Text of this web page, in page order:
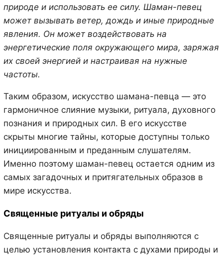
природе и использовать ее силу. Шаман-певец
может вызывать ветер, дождь и иные природные
явления. Он может воздействовать на
энергетические поля окружающего мира, заряжая
их своей энергией и настраивая на нужные
частоты.
Таким образом, искусство шамана-певца — это
гармоничное слияние музыки, ритуала, духовного
познания и природных сил. В его искусстве
скрыты многие тайны, которые доступны только
инициированным и преданным слушателям.
Именно поэтому шаман-певец остается одним из
самых загадочных и притягательных образов в
мире искусства.
Священные ритуалы и обряды
Священные ритуалы и обряды выполняются с
целью установления контакта с духами природы и